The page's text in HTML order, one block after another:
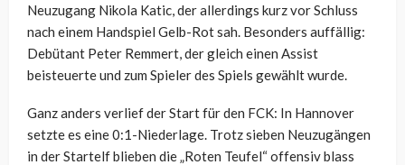
Neuzugang Nikola Katic, der allerdings kurz vor Schluss
nach einem Handspiel Gelb-Rot sah. Besonders auffällig:
Debütant Peter Remmert, der gleich einen Assist
beisteuerte und zum Spieler des Spiels gewählt wurde.
Ganz anders verlief der Start für den FCK: In Hannover
setzte es eine 0:1-Niederlage. Trotz sieben Neuzugängen
in der Startelf blieben die „Roten Teufel“ offensiv blass